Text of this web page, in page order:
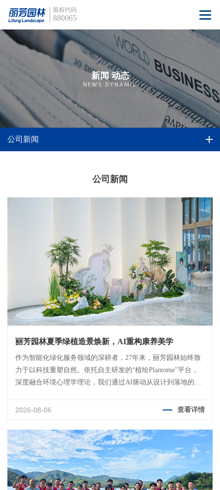
股权代码
880065
新闻 动态
NEWS DYNAMIC
公司新闻
公司新闻
丽芳园林夏季绿植造景焕新，AI重构康养美学
作为智能化绿化服务领域的深耕者，27年来，丽芳园林始终致
力于以科技重塑自然。依托自主研发的“植绘Plantome”平台，
深度融合环境心理学理论，我们通过AI驱动从设计到落地的全
这不仅是绿植的物理更替，更是一次从视觉到嗅觉的沉浸式疗
2026-08-06 查看详情